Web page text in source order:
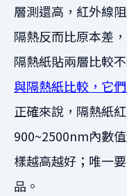
層測還高，紅外線
隔熱反而比原本差
隔熱紙貼兩層比較
與隔熱紙比較，它
正確來說，隔熱紙
900~2500nm內數
樣越高越好；唯一
品。